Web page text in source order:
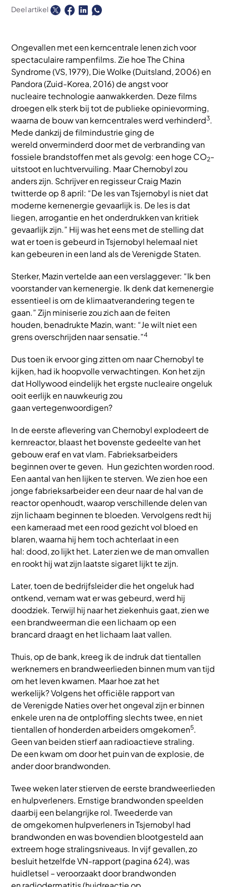
Deel artikel
Ongevallen met een kerncentrale lenen zich voor
spectaculaire rampenfilms. Zie hoe The China
Syndrome (VS, 1979), Die Wolke (Duitsland, 2006) en
Pandora (Zuid-Korea, 2016) de angst voor
nucleaire technologie aanwakkerden. Deze films
droegen elk sterk bij tot de publieke opinievorming,
waarna de bouw van kerncentrales werd verhinderd3.
Mede dankzij de filmindustrie ging de
wereld onverminderd door met de verbranding van
fossiele brandstoffen met als gevolg: een hoge CO2-
uitstoot en luchtvervuiling. Maar Chernobyl zou
anders zijn. Schrijver en regisseur Craig Mazin
twitterde op 8 april: “De les van Tsjernobyl is niet dat
moderne kernenergie gevaarlijk is. De les is dat
liegen, arrogantie en het onderdrukken van kritiek
gevaarlijk zijn.” Hij was het eens met de stelling dat
wat er toen is gebeurd in Tsjernobyl helemaal niet
kan gebeuren in een land als de Verenigde Staten.
Sterker, Mazin vertelde aan een verslaggever: “Ik ben
voorstander van kernenergie. Ik denk dat kernenergie
essentieel is om de klimaatverandering tegen te
gaan.” Zijn miniserie zou zich aan de feiten
houden, benadrukte Mazin, want: “Je wilt niet een
grens overschrijden naar sensatie.”4
Dus toen ik ervoor ging zitten om naar Chernobyl te
kijken, had ik hoopvolle verwachtingen. Kon het zijn
dat Hollywood eindelijk het ergste nucleaire ongeluk
ooit eerlijk en nauwkeurig zou
gaan vertegenwoordigen?
In de eerste aflevering van Chernobyl explodeert de
kernreactor, blaast het bovenste gedeelte van het
gebouw eraf en vat vlam. Fabrieksarbeiders
beginnen over te geven. Hun gezichten worden rood.
Een aantal van hen lijken te sterven. We zien hoe een
jonge fabrieksarbeider een deur naar de hal van de
reactor openhoudt, waarop verschillende delen van
zijn lichaam beginnen te bloeden. Vervolgens redt hij
een kameraad met een rood gezicht vol bloed en
blaren, waarna hij hem toch achterlaat in een
hal: dood, zo lijkt het. Later zien we de man omvallen
en rookt hij wat zijn laatste sigaret lijkt te zijn.
Later, toen de bedrijfsleider die het ongeluk had
ontkend, vernam wat er was gebeurd, werd hij
doodziek. Terwijl hij naar het ziekenhuis gaat, zien we
een brandweerman die een lichaam op een
brancard draagt en het lichaam laat vallen.
Thuis, op de bank, kreeg ik de indruk dat tientallen
werknemers en brandweerlieden binnen mum van tijd
om het leven kwamen. Maar hoe zat het
werkelijk? Volgens het officiële rapport van
de Verenigde Naties over het ongeval zijn er binnen
enkele uren na de ontploffing slechts twee, en niet
tientallen of honderden arbeiders omgekomen5.
Geen van beiden stierf aan radioactieve straling.
De een kwam om door het puin van de explosie, de
ander door brandwonden.
Twee weken later stierven de eerste brandweerlieden
en hulpverleners. Ernstige brandwonden speelden
daarbij een belangrijke rol. Tweederde van
de omgekomen hulpverleners in Tsjernobyl had
brandwonden en was bovendien blootgesteld aan
extreem hoge stralingsniveaus. In vijf gevallen, zo
besluit hetzelfde VN-rapport (pagina 624), was
huidletsel – veroorzaakt door brandwonden